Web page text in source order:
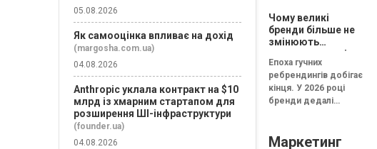
Чому великі
бренди більше не
змінюють
логотипи кожні
три роки
Епоха гучних
ребрендингів добігає
кінця. У 2026 році
бренди дедалі
впізнавані
Маркетинг
05.08.2026
Як самооцінка впливає на дохід
(margosha.com.ua)
04.08.2026
Anthropic уклала контракт на $10
млрд із хмарним стартапом для
розширення ШІ-інфраструктури
(founder.ua)
04.08.2026